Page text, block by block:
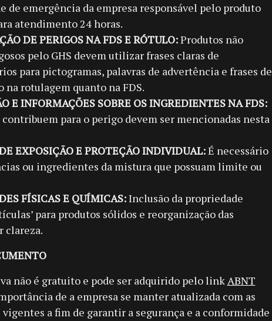
de emergência da empresa responsável pelo produto
atendimento 24 horas.
DE PERIGOS NA FDS E RÓTULO:Produtos não
pelo GHS devem utilizar frases claras de
para pictogramas, palavras de advertência e frases de
rotulagem quanto na FDS.
E INFORMAÇÕES SOBRE OS INGREDIENTES NA FDS:
contribuem para o perigo devem ser mencionadas nesta
EXPOSIÇÃO E PROTEÇÃO INDIVIDUAL:É necessário
ou ingredientes da mistura que possuam limite ou
FÍSICAS E QUÍMICAS:Inclusão da propriedade
para produtos sólidos e reorganização das
clareza.
não é gratuito e pode ser adquirido pelo linkABNT
de a empresa se manter atualizada com as
a fim de garantir a segurança e a conformidade